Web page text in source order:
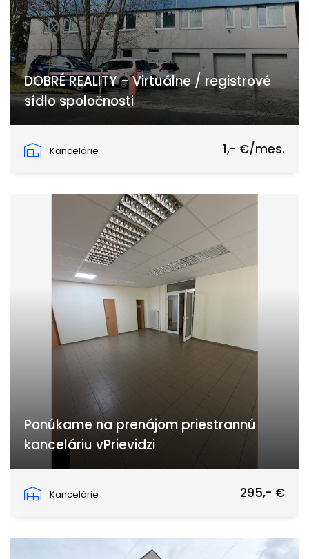
DOBRÉ REALITY - Virtuálne / registrové
sídlo spoločnosti
Kancelárie
1,- €/mes.
Ponúkame na prenájom priestrannú
kanceláriu vPrievidzi
Kancelárie
295,- €